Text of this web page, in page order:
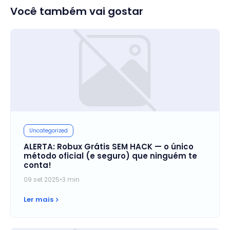
Você também vai gostar
Uncategorized
ALERTA: Robux Grátis SEM HACK — o único
método oficial (e seguro) que ninguém te
conta!
09 set 2025•3 min
Ler mais